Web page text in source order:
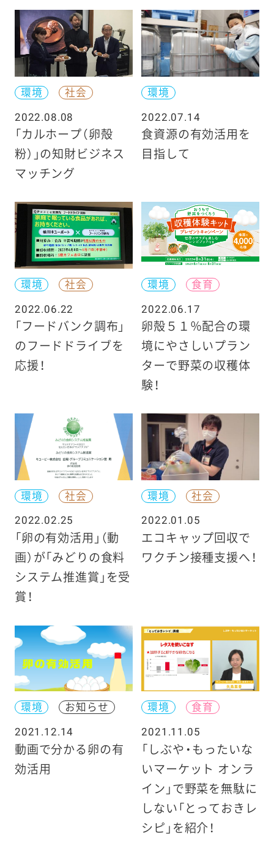
環境
社会
2022.08.08
「カルホープ（卵殻
粉）」の知財ビジネス
マッチング
環境
2022.07.14
食資源の有効活用を
目指して
環境
社会
2022.06.22
「フードバンク調布」
のフードドライブを
応援！
環境
食育
2022.06.17
卵殻５１％配合の環
境にやさしいプラン
ターで野菜の収穫体
験！
環境
社会
2022.02.25
「卵の有効活用」（動
画）が「みどりの食料
システム推進賞」を受
賞！
環境
社会
2022.01.05
エコキャップ回収で
ワクチン接種支援へ！
環境
お知らせ
2021.12.14
動画で分かる卵の有
効活用
環境
食育
2021.11.05
「しぶや・もったいな
いマーケット オンラ
イン」で野菜を無駄に
しない「とっておきレ
シピ」を紹介！